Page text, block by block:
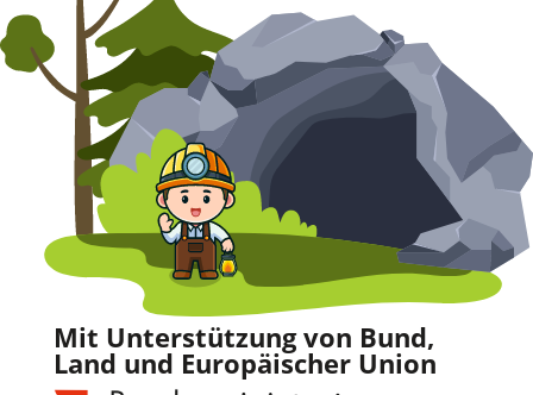
Mit Unterstützung von Bund,
Land und Europäischer Union